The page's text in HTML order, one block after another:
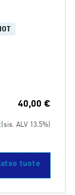
40,00 €
(sis. ALV 13.5%)
tuote